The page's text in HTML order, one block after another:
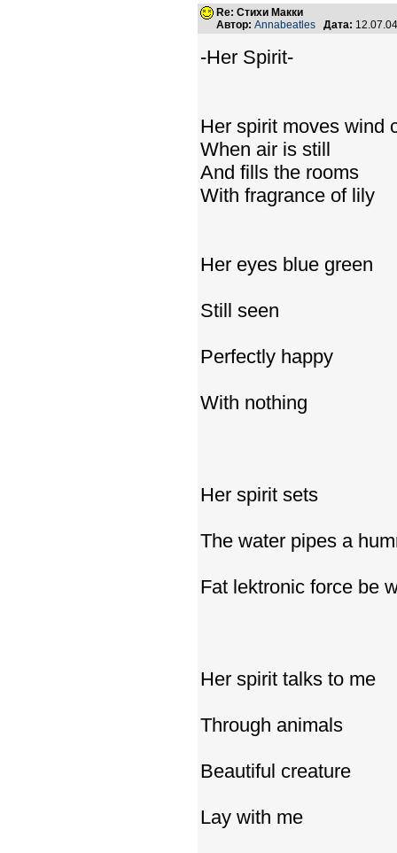
Re: Стихи Макки
Автор: Annabeatles Дата:
-Her Spirit-
Her spirit moves wind
When air is still
And fills the rooms
With fragrance of lily
Her eyes blue green
Still seen
Perfectly happy
With nothing
Her spirit sets
The water pipes a
Fat lektronic force be
Her spirit talks to me
Through animals
Beautiful creature
Lay with me